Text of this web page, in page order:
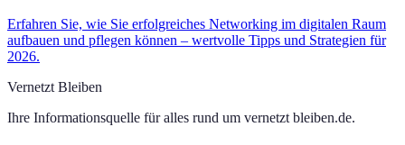
Erfahren Sie, wie Sie erfolgreiches Networking im digitalen Raum
aufbauen und pflegen können – wertvolle Tipps und Strategien für
2026.
Vernetzt Bleiben
Ihre Informationsquelle für alles rund um vernetzt bleiben.de.